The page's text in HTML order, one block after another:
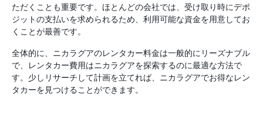
ただくことも重要です。ほとんどの会社では、受け取り時にデポ
ジットの支払いを求められるため、利用可能な資金を用意してお
くことが最善です。
全体的に、ニカラグアのレンタカー料金は一般的にリーズナブル
で、レンタカー費用はニカラグアを探索するのに最適な方法で
す。少しリサーチして計画を立てれば、ニカラグアでお得なレン
タカーを見つけることができます。